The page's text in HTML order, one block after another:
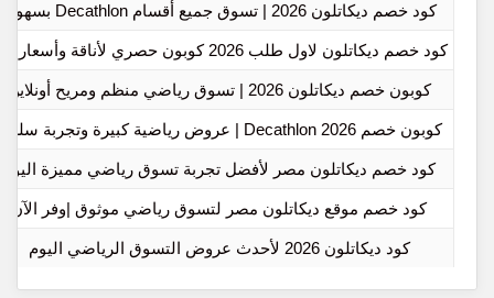
كود خصم ديكاتلون 2026 | تسوق جميع أقسام Decathlon بسهولة
كود خصم ديكاتلون لاول طلب 2026 كوبون حصري لأناقة وأسعار أقل
كوبون خصم ديكاتلون 2026 | تسوق رياضي منظم ومريح أونلاين
كوبون خصم Decathlon 2026 | عروض رياضية كبيرة وتجربة سلسة
كود خصم ديكاتلون مصر لأفضل تجربة تسوق رياضي مميزة اليوم
كود خصم موقع ديكاتلون مصر لتسوق رياضي موثوق |وفر الآن
كود ديكاتلون 2026 لأحدث عروض التسوق الرياضي اليوم